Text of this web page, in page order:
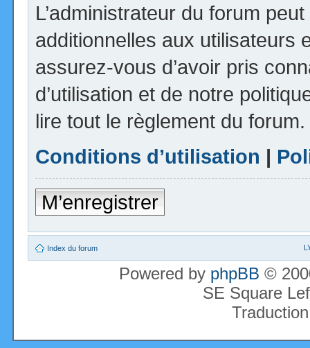
L’administrateur du forum
additionnelles aux utilisateurs
assurez-vous d’avoir pris
d’utilisation et de notre
lire tout le règlement du forum.
Conditions d’utilisation |
M’enregistrer
Index du forum
Powered by phpBB ©
SE Square